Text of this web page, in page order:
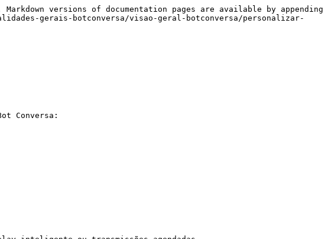
versions of documentation pages are available by appending
gerais-botconversa/visao-geral-botconversa/personalizar-
Conversa: